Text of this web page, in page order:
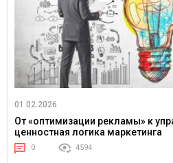
01.02.2026
От «оптимизации рекламы» к
ценностная логика маркетинга
0 4594